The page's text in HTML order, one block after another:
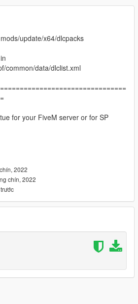
update/x64/dlcpacks
common/data/dlclist.xml
for your FiveM server or for SP
2022
chín, 2022